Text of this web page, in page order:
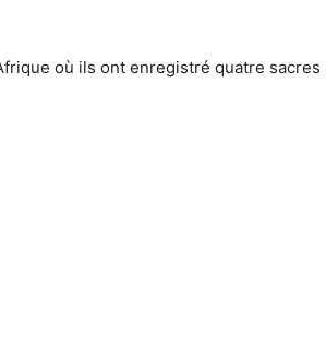
où ils ont enregistré quatre sacres